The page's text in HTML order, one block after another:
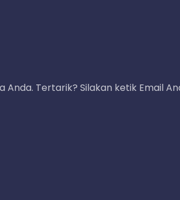
Tertarik? Silakan ketik Email